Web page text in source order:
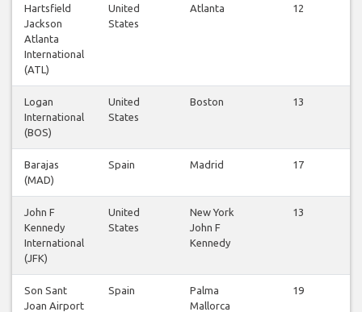
Hartsfield
Jackson
Atlanta
International
(ATL)
United
States
Atlanta
12
Logan
International
(BOS)
United
States
Boston
13
Barajas
(MAD)
Spain Madrid
17
John F
Kennedy
International
(JFK)
United
States
New York
John F
Kennedy
13
Son Sant
Joan Airport
Spain
Palma
Mallorca
19